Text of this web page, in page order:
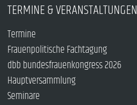
TERMINE & VERANSTALTUNGEN
Termine
Frauenpolitische Fachtagung
dbb bundesfrauenkongress 2026
Hauptversammlung
Seminare